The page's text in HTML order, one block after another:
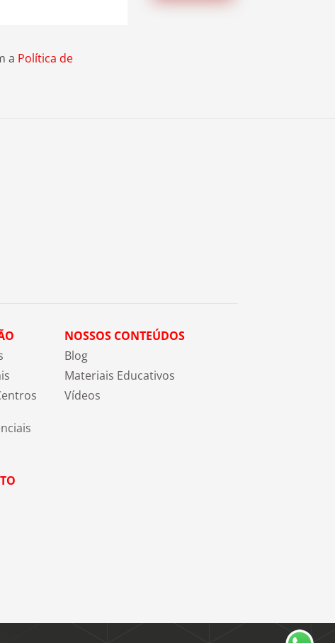
a Política de
NOSSOS CONTEÚDOS
Blog
Materiais Educativos
Vídeos